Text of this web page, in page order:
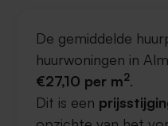
De gemiddelde
huurwoningen in
€27,10 per m2.
Dit is een